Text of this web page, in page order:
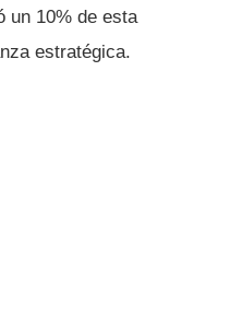
un 10% de esta
estratégica.